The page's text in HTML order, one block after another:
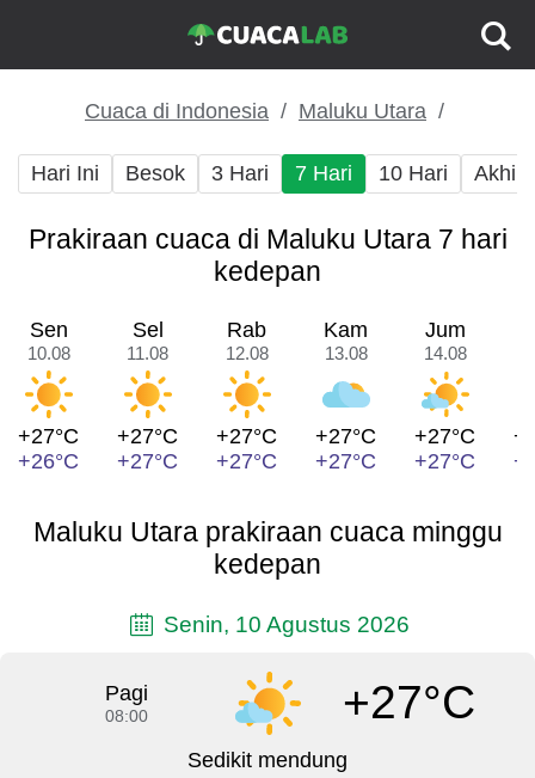
Cuaca di Indonesia Maluku Utara
Hari Ini Besok 3 Hari 7 Hari 10 Hari Akhir
Prakiraan cuaca di Maluku Utara 7 hari
kedepan
Sen
10.08
+27°C
+26°C
Sel
11.08
+27°C
+27°C
Rab
12.08
+27°C
+27°C
Kam
13.08
+27°C
+27°C
Jum
14.08
+27°C
+27°C
Maluku Utara prakiraan cuaca minggu
kedepan
Senin, 10 Agustus 2026
Pagi
08:00 +27°C
Sedikit mendung